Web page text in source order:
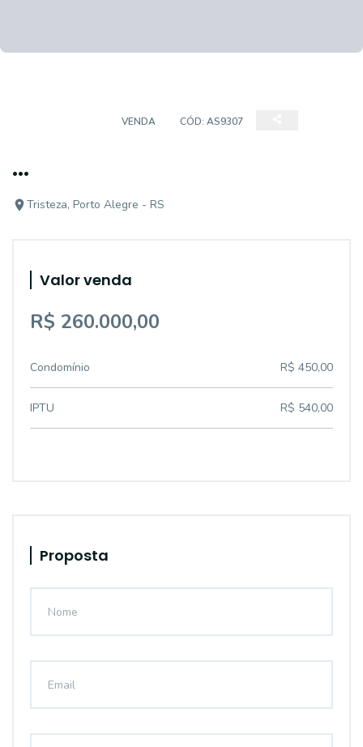
VENDA CÓD: AS9307
...
Tristeza, Porto Alegre - RS
Valor venda
R$ 260.000,00
Condomínio R$ 450,00
IPTU R$ 540,00
Proposta